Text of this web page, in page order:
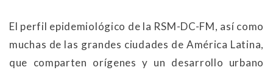
El perfil epidemiológico de la RSM-DC-FM, así como
muchas de las grandes ciudades de América Latina,
que comparten orígenes y un desarrollo urbano